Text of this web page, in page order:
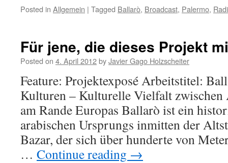
Posted in Allgemein | Tagged Ballarò, Broadcast, Palermo,
Für jene, die dieses Projekt
Posted on 4. April 2012byJavier Gago Holzscheiter
Feature: Projektexposé Arbeitstitel:
Kulturen – Kulturelle Vielfalt
am Rande Europas Ballarò ist ein
arabischen Ursprungs inmitten der
Bazar, der sich über hunderte von
… Continue reading →